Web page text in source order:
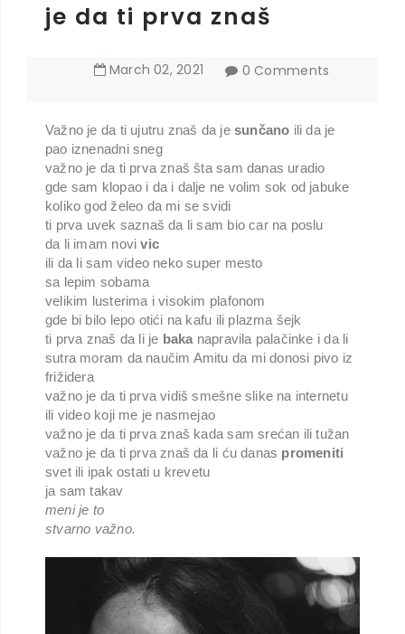
je da ti prva znaš
March 02,2021 0 Comments
Važno je da ti ujutru znaš da je sunčano ili da je
pao iznenadni sneg
važno je da ti prva znaš šta sam danas uradio
gde sam klopao i da i dalje ne volim sok od jabuke
koliko god želeo da mi se svidi
ti prva uvek saznaš da li sam bio car na poslu
da li imam novivic
ili da li sam video neko super mesto
sa lepim sobama
velikim lusterima i visokim plafonom
gde bi bilo lepo otići na kafu ili plazma šejk
ti prva znaš da li je baka napravila palačinke i da li
sutra moram da naučim Amitu da mi donosi pivo iz
frižidera
važno je da ti prva vidiš smešne slike na internetu
ili video koji me je nasmejao
važno je da ti prva znaš kada sam srećan ili tužan
važno je da ti prva znaš da li ću danas promeniti
svet ili ipak ostati u krevetu
ja sam takav
meni je to
stvarno važno.